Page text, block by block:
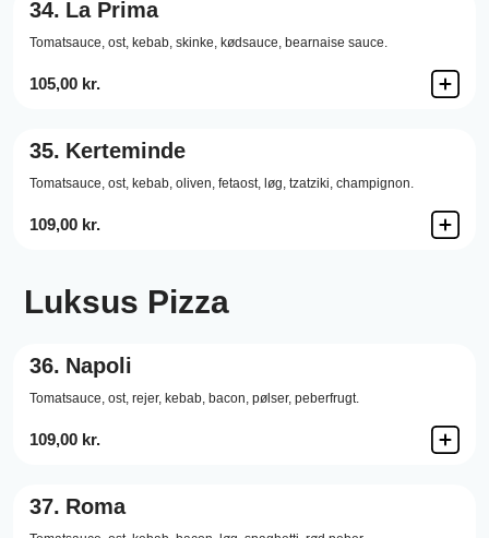
34. La Prima
Tomatsauce, ost, kebab, skinke, kødsauce, bearnaise sauce.
105,00 kr.
35. Kerteminde
Tomatsauce, ost, kebab, oliven, fetaost, løg, tzatziki, champignon.
109,00 kr.
Luksus Pizza
36. Napoli
Tomatsauce, ost, rejer, kebab, bacon, pølser, peberfrugt.
109,00 kr.
37. Roma